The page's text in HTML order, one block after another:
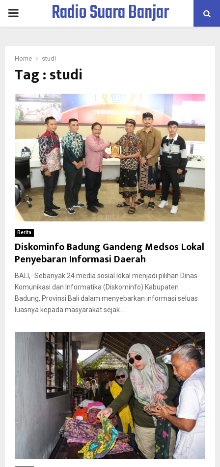
PRIMARYRadio Suara Banjar
Home studi
Tag : studi
Berita
Diskominfo Badung Gandeng Medsos Lokal
Penyebaran Informasi Daerah
BALI,- Sebanyak 24 media sosial lokal menjadi pilihan Dinas
Komunikasi dan Informatika (Diskominfo) Kabupaten
Badung, Provinsi Bali dalam menyebarkan informasi seluas
luasnya kepada masyarakat sejak...